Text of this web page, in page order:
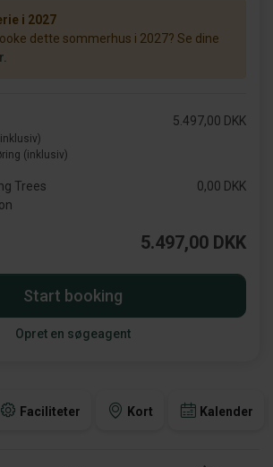
Faciliteter Kort Kalender
i 2027
dette sommerhus i 2027? Se dine
(inklusiv)
5.497,00 DKK
Trees
0,00 DKK
5.497,00 DKK
Start booking
Opret en søgeagent